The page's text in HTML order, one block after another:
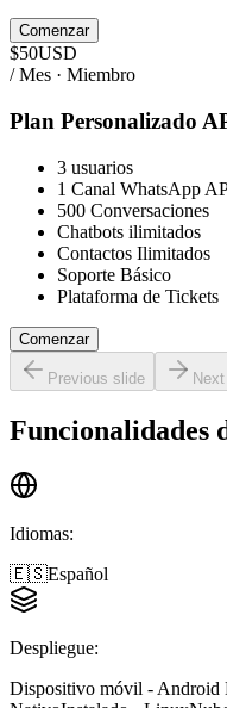
Comenzar
$50USD
/ Mes · Miembro
Plan Personalizado
3 usuarios
1 Canal WhatsApp
500 Conversaciones
Chatbots ilimitados
Contactos Ilimitados
Soporte Básico
Plataforma de Tickets
Comenzar
Previous slide
Funcionalidades
Idiomas:
🇪🇸Español
Despliegue:
Dispositivo móvil - Android